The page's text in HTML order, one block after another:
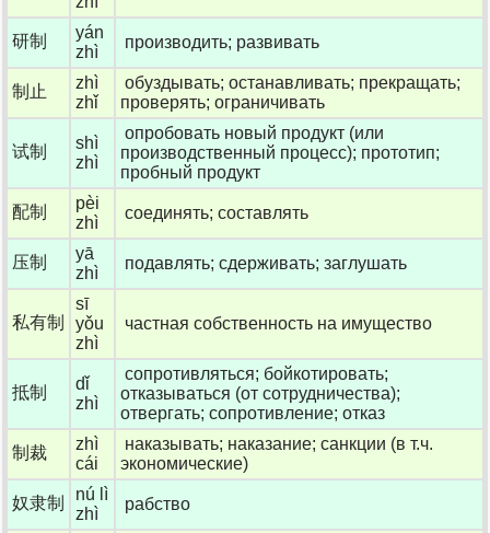
研制
yán
zhì
производить; развивать
制止
zhì
zhǐ
обуздывать; останавливать; прекращать;
проверять; ограничивать
试制
shì
zhì
опробовать новый продукт (или
производственный процесс); прототип;
пробный продукт
配制
pèi
zhì
соединять; составлять
压制
yā
zhì
подавлять; сдерживать; заглушать
私有制
sī
yǒu
zhì
частная собственность на имущество
抵制
dǐ
zhì
сопротивляться; бойкотировать;
отказываться (от сотрудничества);
отвергать; сопротивление; отказ
制裁
zhì
cái
наказывать; наказание; санкции (в т.ч.
экономические)
奴隶制
nú lì
zhì
рабство